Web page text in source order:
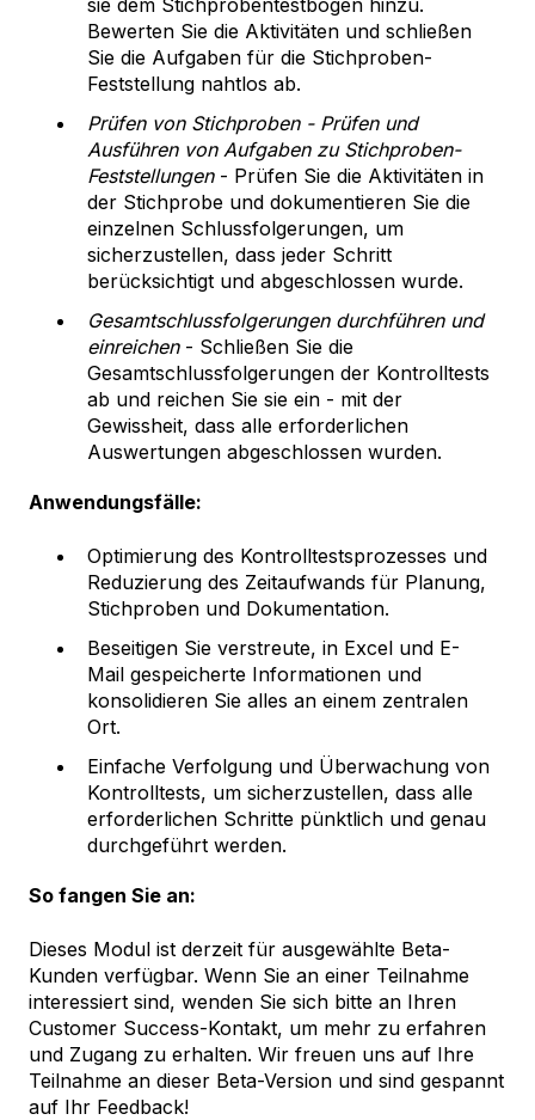
sie dem Stichprobentestbogen hinzu.
Bewerten Sie die Aktivitäten und schließen
Sie die Aufgaben für die Stichproben-
Feststellung nahtlos ab.
Prüfen von Stichproben - Prüfen und
Ausführen von Aufgaben zu Stichproben-
Feststellungen- Prüfen Sie die Aktivitäten in
der Stichprobe und dokumentieren Sie die
einzelnen Schlussfolgerungen, um
sicherzustellen, dass jeder Schritt
berücksichtigt und abgeschlossen wurde.
Gesamtschlussfolgerungen durchführen und
einreichen- Schließen Sie die
Gesamtschlussfolgerungen der Kontrolltests
ab und reichen Sie sie ein - mit der
Gewissheit, dass alle erforderlichen
Auswertungen abgeschlossen wurden.
Anwendungsfälle:
Optimierung des Kontrolltestsprozesses und
Reduzierung des Zeitaufwands für Planung,
Stichproben und Dokumentation.
Beseitigen Sie verstreute, in Excel und E-
Mail gespeicherte Informationen und
konsolidieren Sie alles an einem zentralen
Ort.
Einfache Verfolgung und Überwachung von
Kontrolltests, um sicherzustellen, dass alle
erforderlichen Schritte pünktlich und genau
durchgeführt werden.
So fangen Sie an:
Dieses Modul ist derzeit für ausgewählte Beta-
Kunden verfügbar. Wenn Sie an einer Teilnahme
interessiert sind, wenden Sie sich bitte an Ihren
Customer Success-Kontakt, um mehr zu erfahren
und Zugang zu erhalten. Wir freuen uns auf Ihre
Teilnahme an dieser Beta-Version und sind gespannt
auf Ihr Feedback!